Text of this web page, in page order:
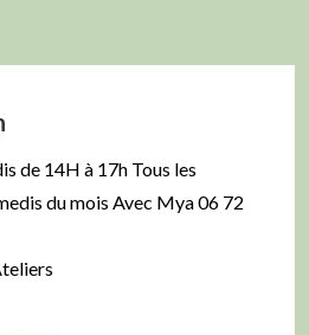
de 14H à 17h Tous les
du mois Avec Mya 06 72